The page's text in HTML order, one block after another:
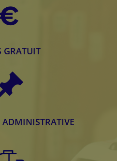
GRATUIT
ADMINISTRATIVE